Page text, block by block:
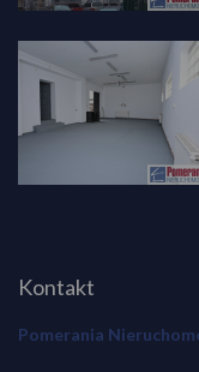
Kontakt
Pomerania